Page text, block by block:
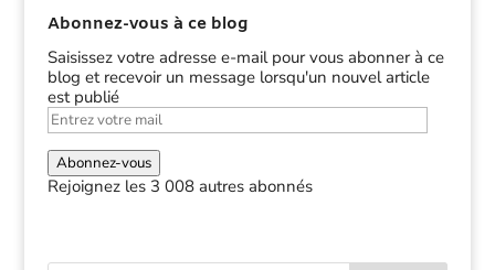
Abonnez-vous à ce blog
Saisissez votre adresse e-mail pour vous abonner à ce
blog et recevoir un message lorsqu'un nouvel article
est publié
Entrez
votre
mail
Abonnez-vous
Rejoignez les 3 008 autres abonnés